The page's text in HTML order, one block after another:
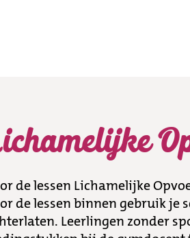
de lessen Lichamelijke
de lessen binnen gebruik je
Leerlingen zonder